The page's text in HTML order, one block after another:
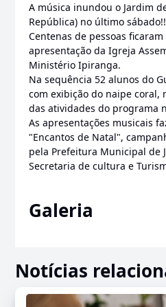
A música inundou o Jardim
República) no último
Centenas de pessoas
apresentação da Igreja
Ministério Ipiranga.
Na sequência 52 alunos do
com exibição do naipe coral,
das atividades do programa
As apresentações musicais
"Encantos de Natal",
pela Prefeitura Municipal de
Secretaria de cultura e
Galeria
Notícias